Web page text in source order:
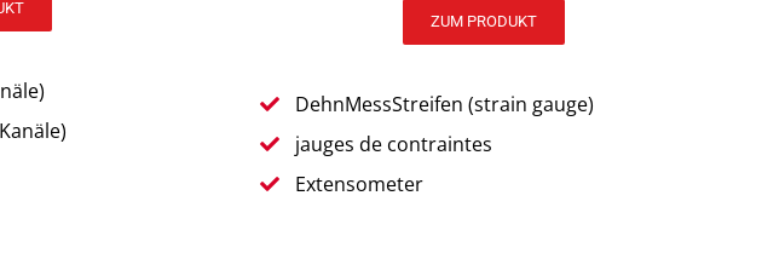
ZUM PRODUKT
DehnMessStreifen (strain gauge)
jauges de contraintes
Extensometer